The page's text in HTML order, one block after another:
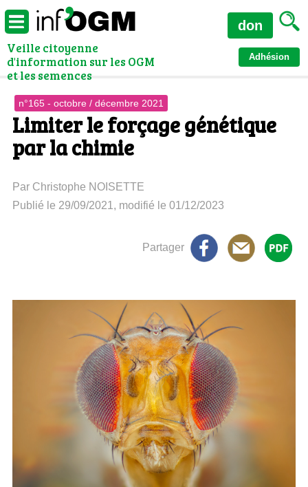
Veille citoyenne
d'information sur les OGM
et les semences
Adhésion
don
n°165 - octobre / décembre 2021
Limiter le forçage génétique
par la chimie
Par Christophe NOISETTE
Publié le 29/09/2021, modifié le 01/12/2023
Partager